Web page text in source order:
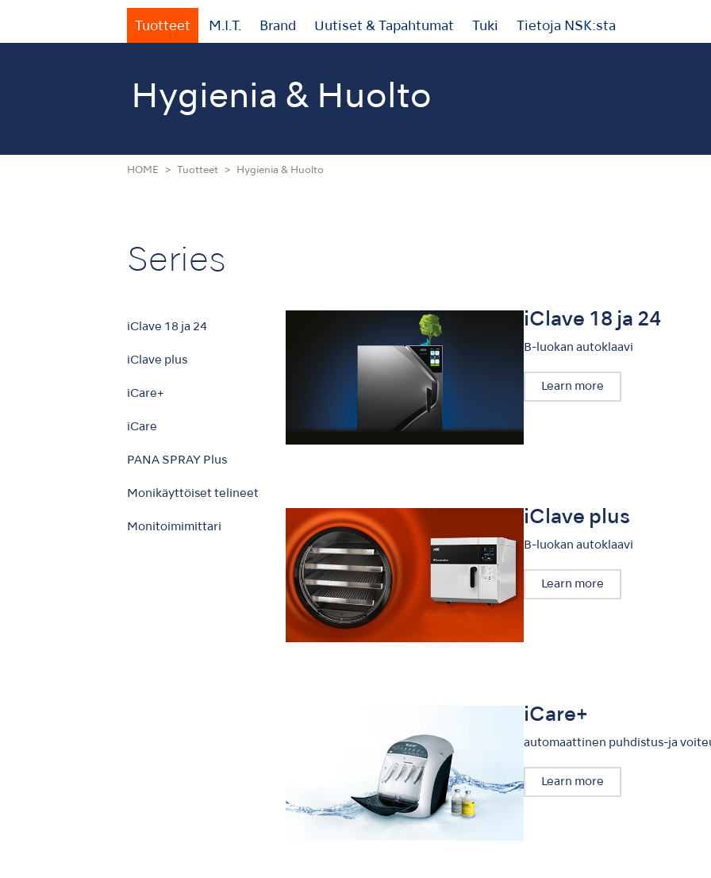
Tuotteet M.I.T. Brand Uutiset & Tapahtumat Tuki Tietoja NSK:sta
Hygienia & Huolto
HOME Tuotteet Hygienia & Huolto
Series
iClave 18 ja 24
iClave plus
iCare+
iCare
PANA SPRAY Plus
Monikäyttöiset telineet
Monitoimimittari
iClave 18 ja 24
B-luokan autoklaavi
Learn more
iClave plus
B-luokan autoklaavi
Learn more
iCare+
automaattinen puhdistus-ja
Learn more